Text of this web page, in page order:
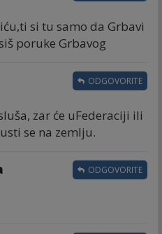
si tu samo da Grbavi
poruke Grbavog
zar će uFederaciji ili
se na zemlju.
ODGOVORITE
ODGOVORITE